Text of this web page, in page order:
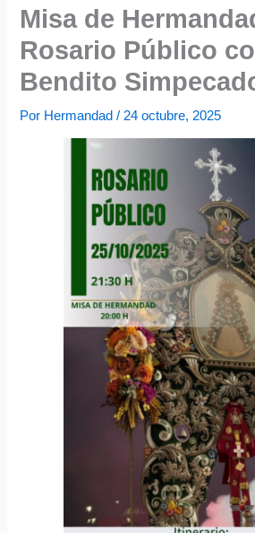
Misa de
Rosario Público
Bendito
Por Hermandad/ 24 octubre, 2025